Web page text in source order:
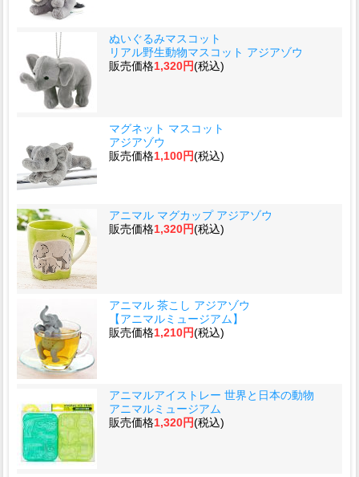
ぬいぐるみマスコット
リアル野生動物マスコット アジアゾウ
販売価格1,320円(税込)
マグネット マスコット
アジアゾウ
販売価格1,100円(税込)
アニマル マグカップ アジアゾウ
販売価格1,320円(税込)
アニマル 茶こし アジアゾウ
【アニマルミュージアム】
販売価格1,210円(税込)
アニマルアイストレー 世界と日本の動物
アニマルミュージアム
販売価格1,320円(税込)